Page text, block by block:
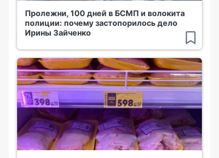
Пролежни, 100 дней в БСМП и волокита
полиции: почему застопорилось дело
Ирины Зайченко